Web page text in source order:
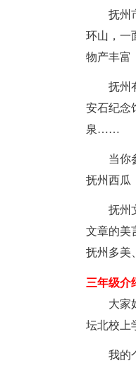
抚州
环山，一
物产丰富
抚州
安石纪念
泉……
当你
抚州西瓜
抚州
文章的美
抚州多美
三年级介
大家
坛北校上
我的